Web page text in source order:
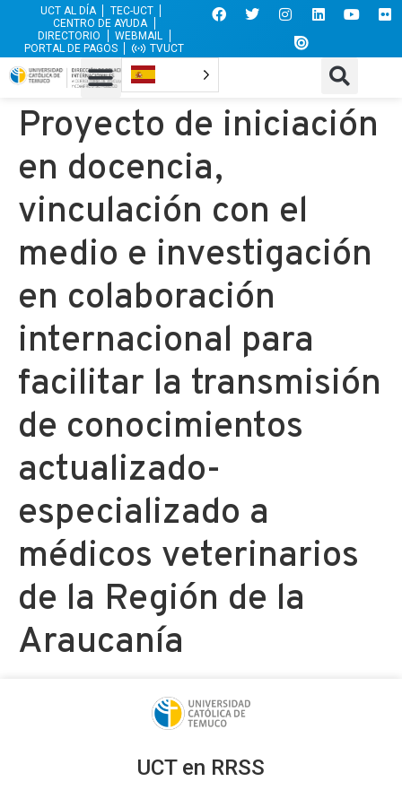
UCT AL DÍA
TEC-UCT
CENTRO DE AYUDA
DIRECTORIO
WEBMAIL
PORTAL DE PAGOS
TVUCT
Proyecto de iniciación
en docencia,
vinculación con el
medio e investigación
en colaboración
internacional para
facilitar la transmisión
de conocimientos
actualizado-
especializado a
médicos veterinarios
de la Región de la
Araucanía
UCT en RRSS